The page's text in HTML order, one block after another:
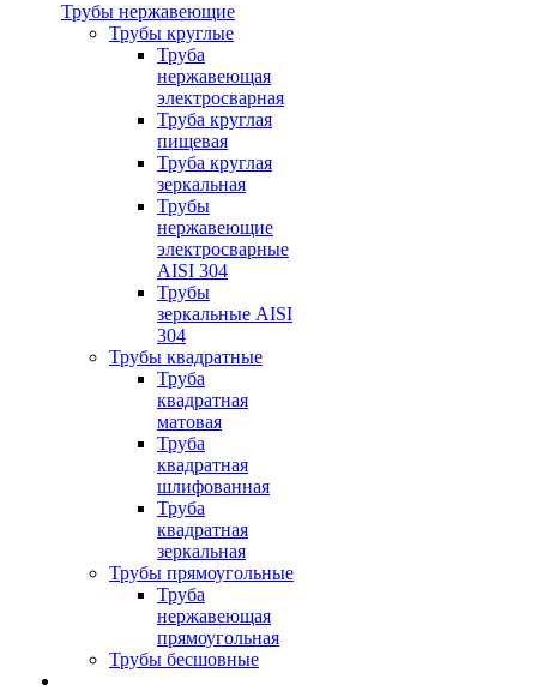
Трубы нержавеющие
Трубы круглые
Труба
нержавеющая
электросварная
Труба круглая
пищевая
Труба круглая
зеркальная
Трубы
нержавеющие
электросварные
AISI 304
Трубы
зеркальные AISI
304
Трубы квадратные
Труба
квадратная
матовая
Труба
квадратная
шлифованная
Труба
квадратная
зеркальная
Трубы прямоугольные
Труба
нержавеющая
прямоугольная
Трубы бесшовные